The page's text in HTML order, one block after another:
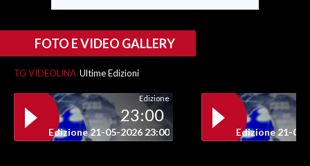
FOTO E VIDEO GALLERY
TG VIDEOLINA Ultime Edizioni
Edizione
23:00
Edizione 21-05-2026 23:00 Edizione 21-05-